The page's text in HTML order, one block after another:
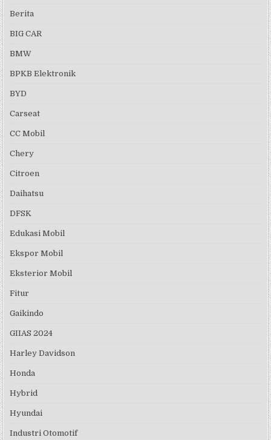
Berita
BIG CAR
BMW
BPKB Elektronik
BYD
Carseat
CC Mobil
Chery
Citroen
Daihatsu
DFSK
Edukasi Mobil
Ekspor Mobil
Eksterior Mobil
Fitur
Gaikindo
GIIAS 2024
Harley Davidson
Honda
Hybrid
Hyundai
Industri Otomotif